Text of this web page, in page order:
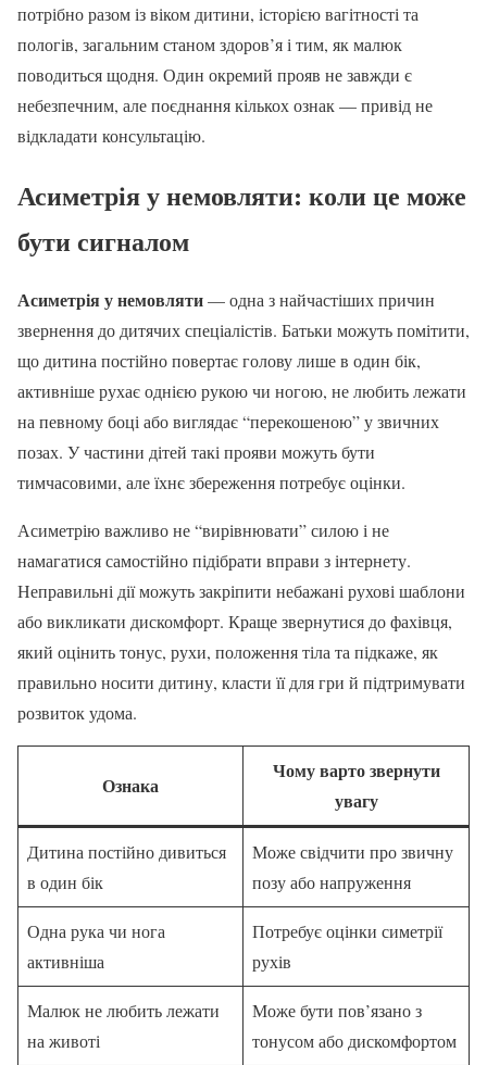
потрібно разом із віком дитини, історією вагітності та
пологів, загальним станом здоров’я і тим, як малюк
поводиться щодня. Один окремий прояв не завжди є
небезпечним, але поєднання кількох ознак — привід не
відкладати консультацію.
Асиметрія у немовляти: коли це може
бути сигналом
Асиметрія у немовляти— одна з найчастіших причин
звернення до дитячих спеціалістів. Батьки можуть помітити,
що дитина постійно повертає голову лише в один бік,
активніше рухає однією рукою чи ногою, не любить лежати
на певному боці або виглядає “перекошеною” у звичних
позах. У частини дітей такі прояви можуть бути
тимчасовими, але їхнє збереження потребує оцінки.
Асиметрію важливо не “вирівнювати” силою і не
намагатися самостійно підібрати вправи з інтернету.
Неправильні дії можуть закріпити небажані рухові шаблони
або викликати дискомфорт. Краще звернутися до фахівця,
який оцінить тонус, рухи, положення тіла та підкаже, як
правильно носити дитину, класти її для гри й підтримувати
розвиток удома.
Ознака
Чому варто звернути
увагу
Дитина постійно дивиться
в один бік
Може свідчити про звичну
позу або напруження
Одна рука чи нога
активніша
Потребує оцінки симетрії
рухів
Малюк не любить лежати
на животі
Може бути пов’язано з
тонусом або дискомфортом